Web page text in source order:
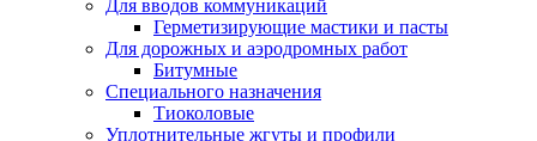
Для вводов коммуникаций
Герметизирующие мастики и пасты
Для дорожных и аэродромных работ
Битумные
Специального назначения
Тиоколовые
Уплотнительные жгуты и профили